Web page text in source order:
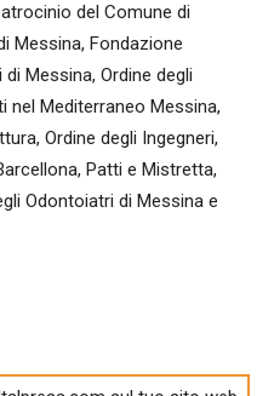
del Comune di
Messina, Fondazione
Messina, Ordine degli
Mediterraneo Messina,
Ordine degli Ingegneri,
Patti e Mistretta,
Odontoiatri di Messina e